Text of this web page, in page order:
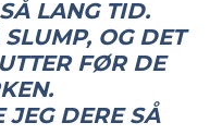
LANG TID.
OG DET
FØR DE
JEG DERE SÅ